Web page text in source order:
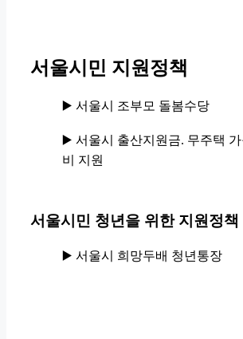
서울시민 지원정책
▶️ 서울시 조부모 돌봄수당
▶️ 서울시 출산지원금. 무주택 가
비 지원
서울시민 청년을 위한 지원정책
▶️ 서울시 희망두배 청년통장